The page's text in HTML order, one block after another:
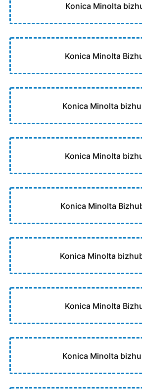
Konica Minolta
Konica Minolta
Konica Minolta
Konica Minolta
Konica Minolta
Konica Minolta
Konica Minolta
Konica Minolta